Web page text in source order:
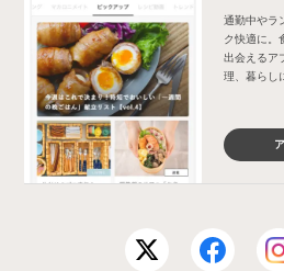
通勤中やラ
ク快適に。
出会えるア
理、暮らし